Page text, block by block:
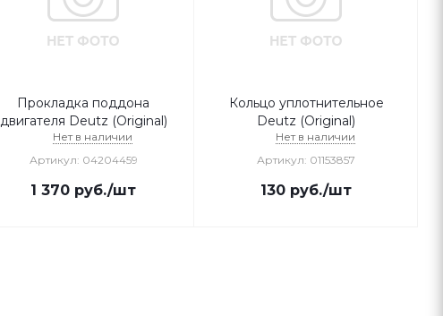
Прокладка поддона
двигателя Deutz (Original)
Нет в наличии
Артикул: 04204459
1 370 руб./шт
Кольцо уплотнительное
Deutz (Original)
Нет в наличии
Артикул: 01153857
130 руб./шт